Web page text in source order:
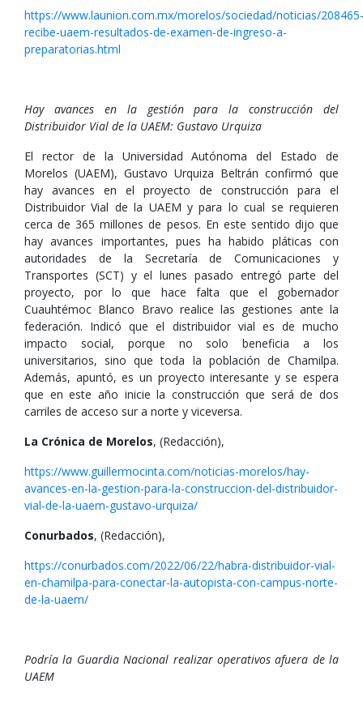
https://www.launion.com.mx/morelos/sociedad/noticias/208465-
recibe-uaem-resultados-de-examen-de-ingreso-a-
preparatorias.html
Hay avances en la gestión para la construcción del
Distribuidor Vial de la UAEM: Gustavo Urquiza
El rector de la Universidad Autónoma del Estado de
Morelos (UAEM), Gustavo Urquiza Beltrán confirmó que
hay avances en el proyecto de construcción para el
Distribuidor Vial de la UAEM y para lo cual se requieren
cerca de 365 millones de pesos. En este sentido dijo que
hay avances importantes, pues ha habido pláticas con
autoridades de la Secretaría de Comunicaciones y
Transportes (SCT) y el lunes pasado entregó parte del
proyecto, por lo que hace falta que el gobernador
Cuauhtémoc Blanco Bravo realice las gestiones ante la
federación. Indicó que el distribuidor vial es de mucho
impacto social, porque no solo beneficia a los
universitarios, sino que toda la población de Chamilpa.
Además, apuntó, es un proyecto interesante y se espera
que en este año inicie la construcción que será de dos
carriles de acceso sur a norte y viceversa.
La Crónica de Morelos, (Redacción),
https://www.guillermocinta.com/noticias-morelos/hay-
avances-en-la-gestion-para-la-construccion-del-distribuidor-
vial-de-la-uaem-gustavo-urquiza/
Conurbados, (Redacción),
https://conurbados.com/2022/06/22/habra-distribuidor-vial-
en-chamilpa-para-conectar-la-autopista-con-campus-norte-
de-la-uaem/
Podría la Guardia Nacional realizar operativos afuera de la
UAEM